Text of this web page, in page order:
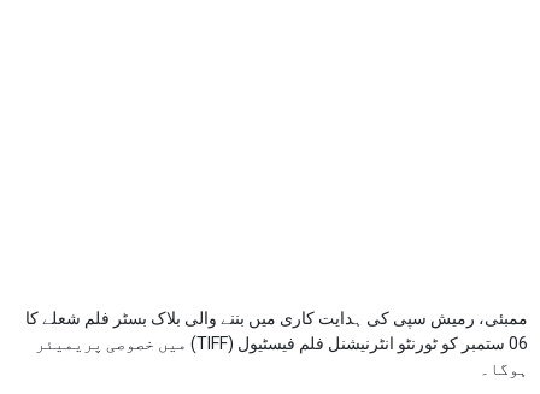
ممبئی، رمیش سپی کی ہدایت کاری میں بننے والی بلاک بسٹر فلم شعلے کا
06 ستمبر کو ٹورنٹو انٹرنیشنل فلم فیسٹیول (TIFF) میں خصوصی پریمیئر
ہوگا۔